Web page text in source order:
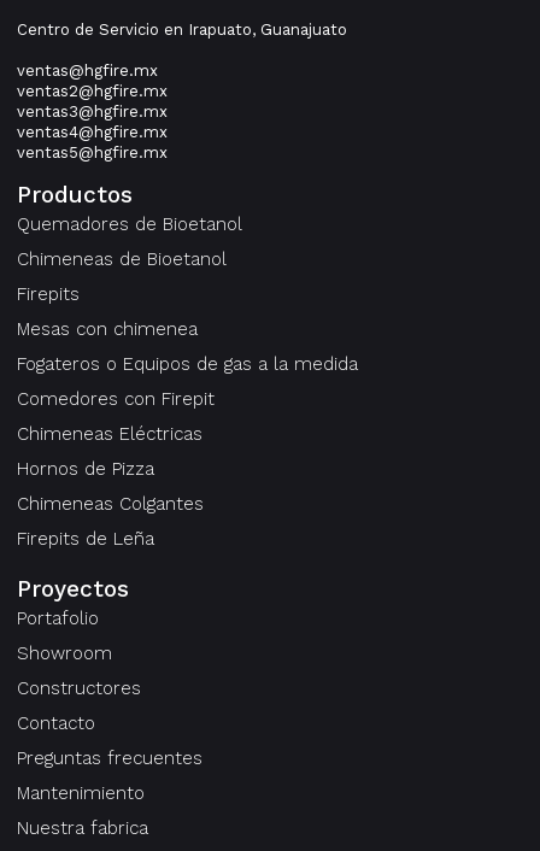
Centro de Servicio en Irapuato, Guanajuato
ventas@hgfire.mx
ventas2@hgfire.mx
ventas3@hgfire.mx
ventas4@hgfire.mx
ventas5@hgfire.mx
Productos
Quemadores de Bioetanol
Chimeneas de Bioetanol
Firepits
Mesas con chimenea
Fogateros o Equipos de gas a la medida
Comedores con Firepit
Chimeneas Eléctricas
Hornos de Pizza
Chimeneas Colgantes
Firepits de Leña
Proyectos
Portafolio
Showroom
Constructores
Contacto
Preguntas frecuentes
Mantenimiento
Nuestra fabrica